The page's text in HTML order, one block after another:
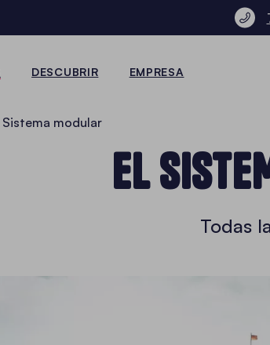
DESCUBRIR EMPRESA
Sistema modular
EL
Todas